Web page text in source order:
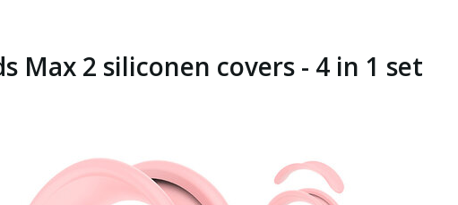
Max 2 siliconen covers - 4 in 1 set